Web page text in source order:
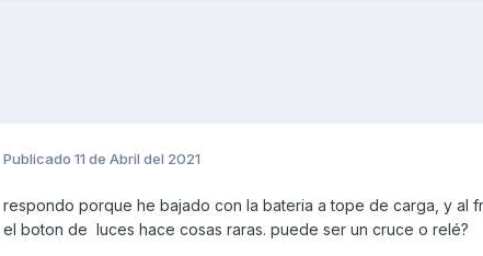
Publicado 11 de Abril del 2021
respondo porque he bajado con la bateria a tope de carga, y al
el boton de luces hace cosas raras. puede ser un cruce o relé?